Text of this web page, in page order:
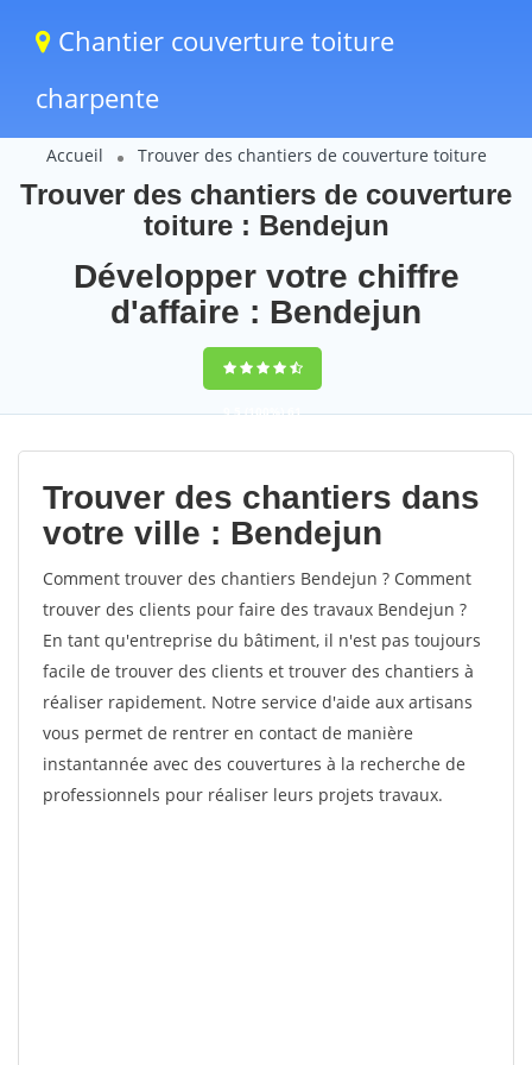
Chantier couverture toiture
charpente
Accueil Trouver des chantiers de couverture toiture
Trouver des chantiers de couverture
toiture : Bendejun
Développer votre chiffre
d'affaire : Bendejun
9,5(100%)61
votes
Trouver des chantiers dans
votre ville : Bendejun
Comment trouver des chantiers Bendejun ? Comment
trouver des clients pour faire des travaux Bendejun ?
En tant qu'entreprise du bâtiment, il n'est pas toujours
facile de trouver des clients et trouver des chantiers à
réaliser rapidement. Notre service d'aide aux artisans
vous permet de rentrer en contact de manière
instantannée avec des couvertures à la recherche de
professionnels pour réaliser leurs projets travaux.